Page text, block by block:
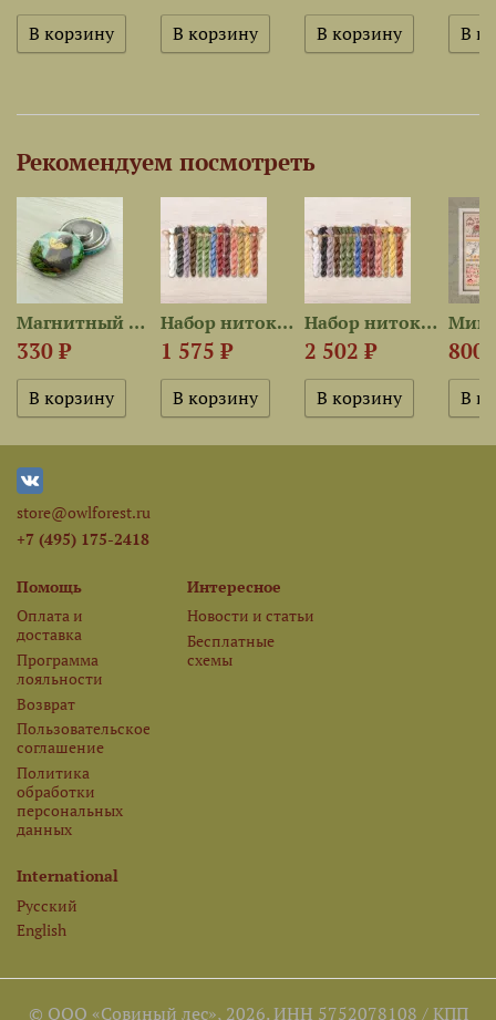
Рекомендуем посмотреть
Магнитный держатель «Ворона...
330 ₽
Набор ниток OwlForest для...
1 575 ₽
Набор ниток OwlForest для...
2 502 ₽ 800
store@owlforest.ru
+7 (495) 175-2418
Помощь
Оплата и
доставка
Программа
лояльности
Возврат
Пользовательское
соглашение
Политика
обработки
персональных
данных
Интересное
Новости и статьи
Бесплатные
схемы
International
Русский
English
© ООО «Совиный лес», 2026. ИНН 5752078108 / КПП